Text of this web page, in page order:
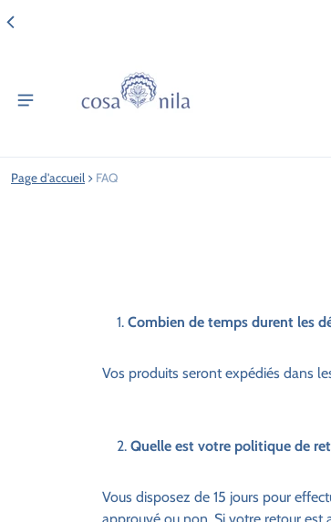
Page d'accueil FAQ
Combien de temps durent les
Vos produits seront expédiés dans
Quelle est votre politique de
Vous disposez de 15 jours pour